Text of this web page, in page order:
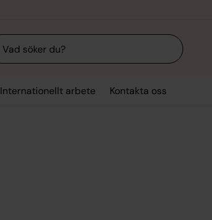
Internationellt arbete Kontakta oss